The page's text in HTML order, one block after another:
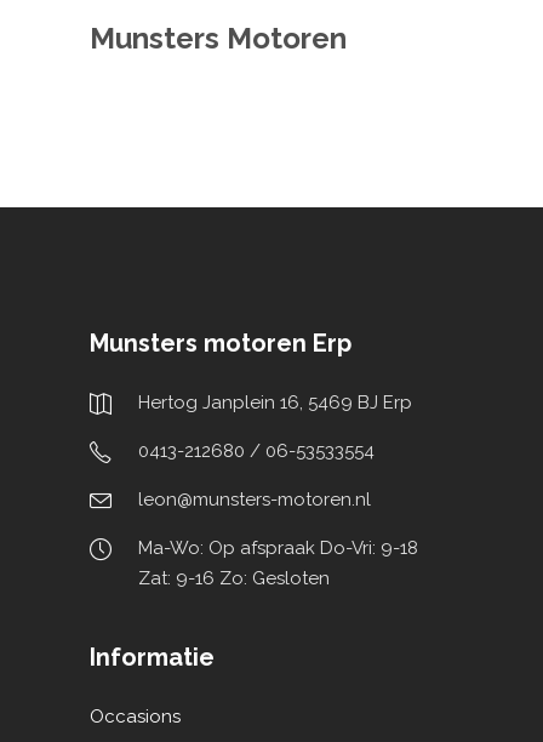
Munsters Motoren
Munsters motoren Erp
Hertog Janplein 16, 5469 BJ Erp
0413-212680 / 06-53533554
leon@munsters-motoren.nl
Ma-Wo: Op afspraak Do-Vri: 9-18
Zat: 9-16 Zo: Gesloten
Informatie
Occasions